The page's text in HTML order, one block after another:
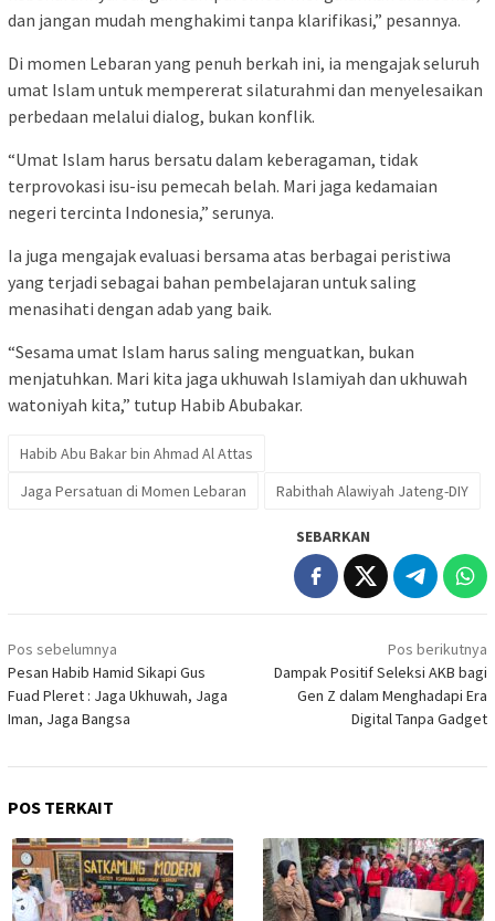
dan jangan mudah menghakimi tanpa klarifikasi,” pesannya.
Di momen Lebaran yang penuh berkah ini, ia mengajak seluruh
umat Islam untuk mempererat silaturahmi dan menyelesaikan
perbedaan melalui dialog, bukan konflik.
“Umat Islam harus bersatu dalam keberagaman, tidak
terprovokasi isu-isu pemecah belah. Mari jaga kedamaian
negeri tercinta Indonesia,” serunya.
Ia juga mengajak evaluasi bersama atas berbagai peristiwa
yang terjadi sebagai bahan pembelajaran untuk saling
menasihati dengan adab yang baik.
“Sesama umat Islam harus saling menguatkan, bukan
menjatuhkan. Mari kita jaga ukhuwah Islamiyah dan ukhuwah
watoniyah kita,” tutup Habib Abubakar.
Habib Abu Bakar bin Ahmad Al Attas
Jaga Persatuan di Momen Lebaran
Rabithah Alawiyah Jateng-DIY
SEBARKAN
Navigasi
pos
Pos sebelumnya
Pesan Habib Hamid Sikapi Gus
Fuad Pleret : Jaga Ukhuwah, Jaga
Iman, Jaga Bangsa
Pos berikutnya
Dampak Positif Seleksi AKB bagi
Gen Z dalam Menghadapi Era
Digital Tanpa Gadget
POS TERKAIT